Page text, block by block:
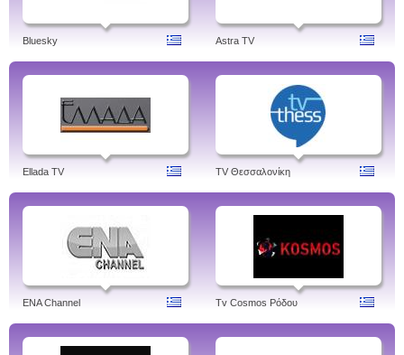
Bluesky Astra TV
Ellada TV TV Θεσσαλονίκη
ENA Channel Tv Cosmos Ρόδου